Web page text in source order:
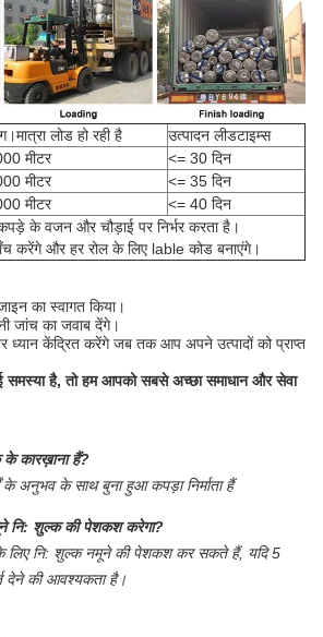
लोड हो रही है
उत्पादन लीडटाइम्स
मीटर
<= 30 दिन
मीटर
<= 35 दिन
मीटर
<= 40 दिन
के वजन और चौड़ाई पर निर्भर करता है।
करेंगे और हर रोल के लिए lable कोड बनाएंगे।
का स्वागत किया।
जांच का जवाब देंगे।
केंद्रित करेंगे जब तक आप अपने उत्पादों को प्राप्त
समस्या है, तो हम आपको सबसे अच्छा समाधान और सेवा
कारख़ाना हैं?
के अनुभव के साथ बुना हुआ कपड़ा निर्माता हैं
शुल्क की पेशकश करेगा?
नि: शुल्क नमूने की पेशकश कर सकते हैं, यदि 5
देने की आवश्यकता है।